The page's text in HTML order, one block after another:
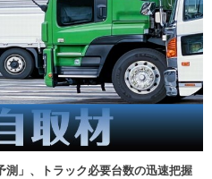
測」、トラック必要台数の迅速把握